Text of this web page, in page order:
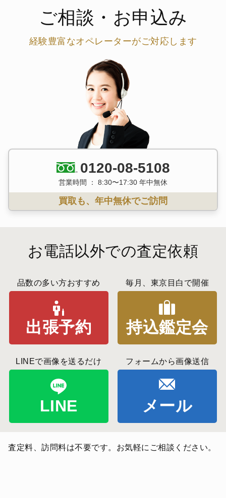
ご相談・お申込み
経験豊富なオペレーターがご対応します
0120-08-5108
営業時間 ： 8:30〜17:30 年中無休
買取も、年中無休でご訪問
お電話以外での査定依頼
品数の多い方おすすめ
出張予約
毎月、東京目白で開催
持込鑑定会
LINEで画像を送るだけ
LINE
フォームから画像送信
メール
査定料、訪問料は不要です。お気軽にご相談ください。